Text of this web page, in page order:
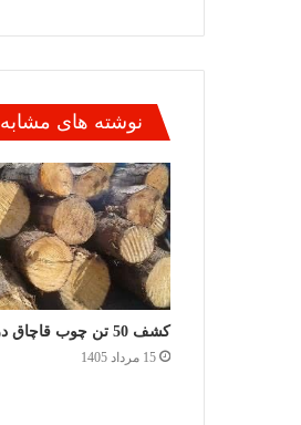
نوشته های مشابه
کشف 50 تن چوب قاچاق در چهارباغ
15 مرداد 1405